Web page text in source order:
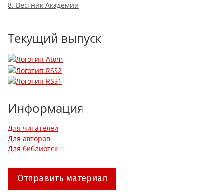
8. Вестник Академии
Текущий выпуск
Информация
Для читателей
Для авторов
Для библиотек
Отправить материал